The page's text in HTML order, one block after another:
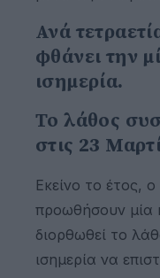
Ανά
φθάνει την
ισημερία.
Το λάθος
στις 23
Εκείνο το έτος,
προωθήσουν μία
διορθωθεί το
ισημερία να